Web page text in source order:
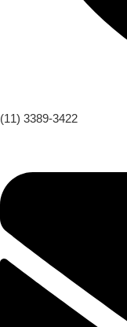
(11) 3389-3422